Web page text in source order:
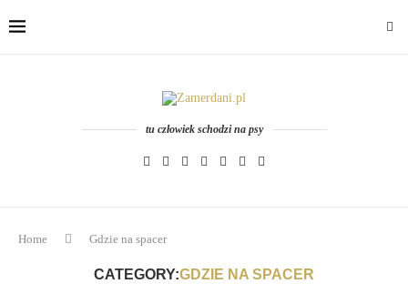
tu człowiek schodzi na psy
Home Gdzie na spacer
CATEGORY:GDZIE NA SPACER